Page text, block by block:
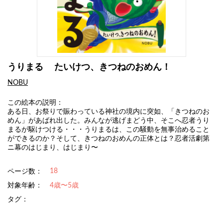
うりまる たいけつ、きつねのおめん！
NOBU
この絵本の説明：
ある日、お祭りで賑わっている神社の境内に突如、「きつねのお
めん」があばれ出した。みんなが逃げまどう中、そこへ忍者うり
まるが駆けつける・・・うりまるは、この騒動を無事治めること
ができるのか？そして、きつねのおめんの正体とは？忍者活劇第
ニ幕のはじまり、はじまり〜
ページ数： 18
対象年齢：
4歳〜5歳
タグ：